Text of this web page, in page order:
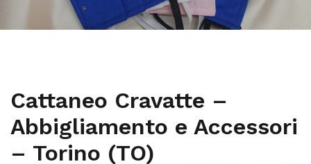
Cattaneo Cravatte –
Abbigliamento e Accessori
– Torino (TO)